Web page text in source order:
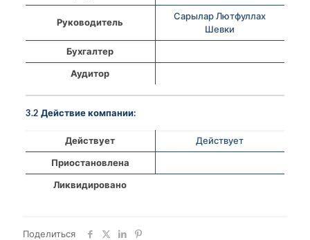
Руководитель
Сарылар Лютфуллах
Шевки
Бухгалтер
Аудитор
3.2 Действие компании:
Действует
Действует
Приостановлена
Ликвидировано
Поделиться